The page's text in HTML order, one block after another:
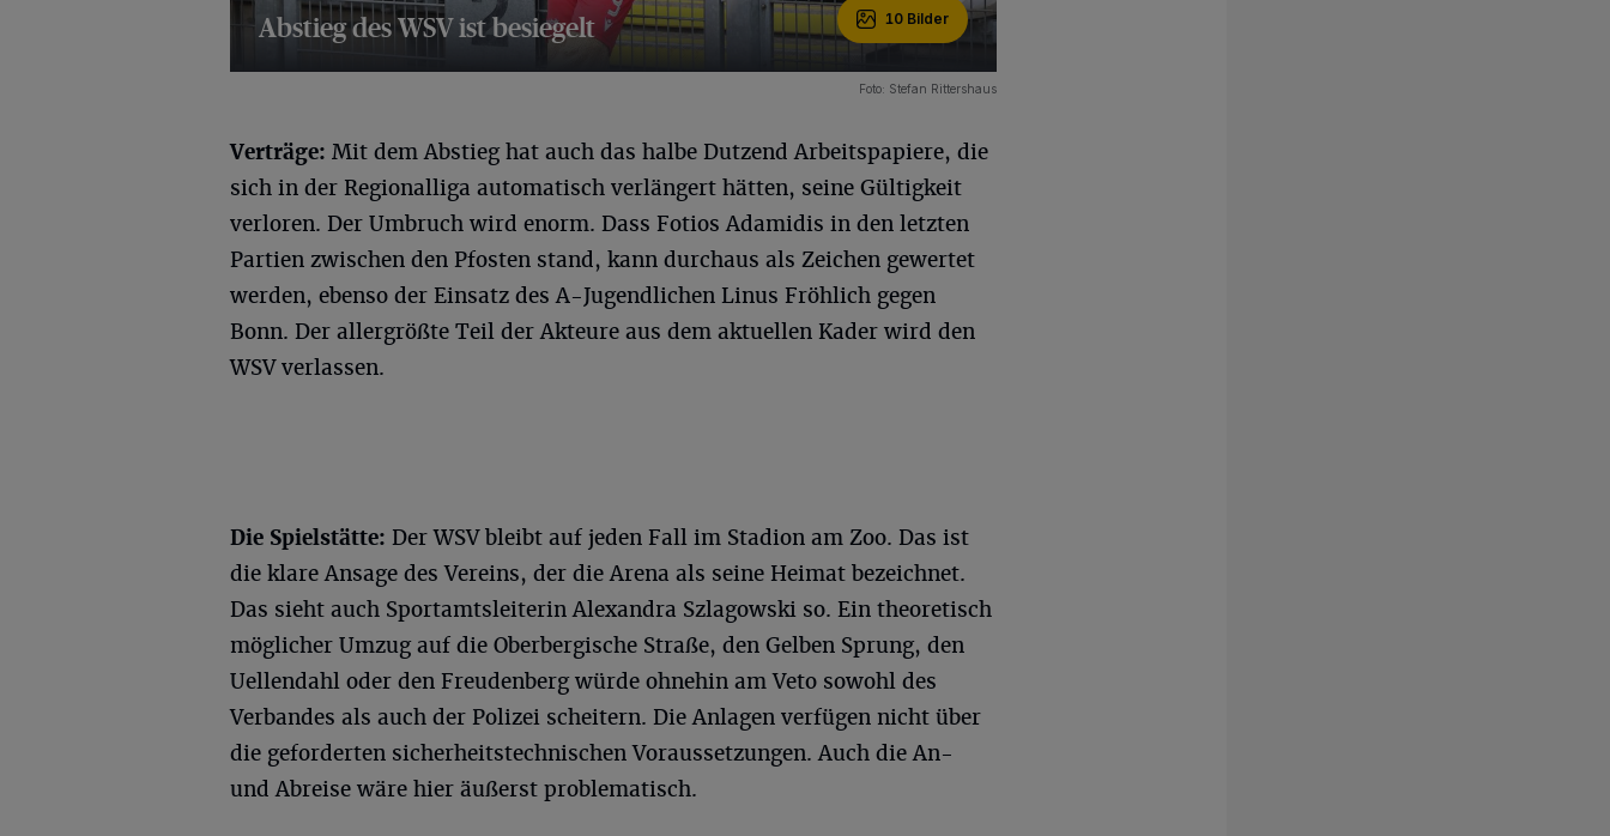
Abstieg des WSV ist besiegelt 10 Bilder
Foto: Stefan Rittershaus
Verträge: Mit dem Abstieg hat auch das halbe Dutzend Arbeitspapiere, die
sich in der Regionalliga automatisch verlängert hätten, seine Gültigkeit
verloren. Der Umbruch wird enorm. Dass Fotios Adamidis in den letzten
Partien zwischen den Pfosten stand, kann durchaus als Zeichen gewertet
werden, ebenso der Einsatz des A-Jugendlichen Linus Fröhlich gegen
Bonn. Der allergrößte Teil der Akteure aus dem aktuellen Kader wird den
WSV verlassen.
Die Spielstätte: Der WSV bleibt auf jeden Fall im Stadion am Zoo. Das ist
die klare Ansage des Vereins, der die Arena als seine Heimat bezeichnet.
Das sieht auch Sportamtsleiterin Alexandra Szlagowski so. Ein theoretisch
möglicher Umzug auf die Oberbergische Straße, den Gelben Sprung, den
Uellendahl oder den Freudenberg würde ohnehin am Veto sowohl des
Verbandes als auch der Polizei scheitern. Die Anlagen verfügen nicht über
die geforderten sicherheitstechnischen Voraussetzungen. Auch die An-
und Abreise wäre hier äußerst problematisch.